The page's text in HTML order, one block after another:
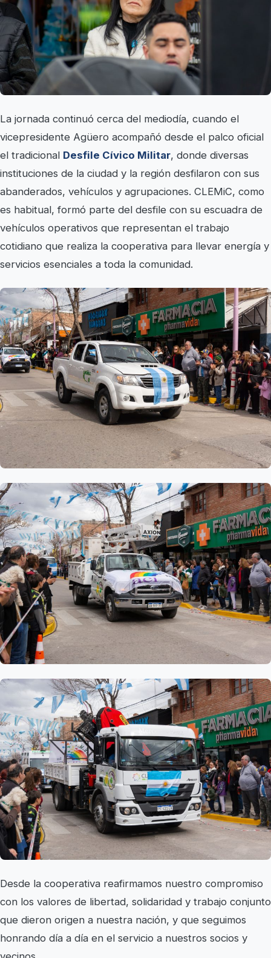
La jornada continuó cerca del mediodía, cuando el
vicepresidente Agüero acompañó desde el palco oficial
el tradicional Desfile Cívico Militar, donde diversas
instituciones de la ciudad y la región desfilaron con sus
abanderados, vehículos y agrupaciones. CLEMiC, como
es habitual, formó parte del desfile con su escuadra de
vehículos operativos que representan el trabajo
cotidiano que realiza la cooperativa para llevar energía y
servicios esenciales a toda la comunidad.
Desde la cooperativa reafirmamos nuestro compromiso
con los valores de libertad, solidaridad y trabajo conjunto
que dieron origen a nuestra nación, y que seguimos
honrando día a día en el servicio a nuestros socios y